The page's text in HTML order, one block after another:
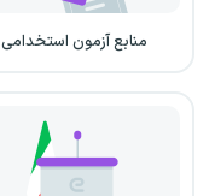
منابع آزمون استخدامی